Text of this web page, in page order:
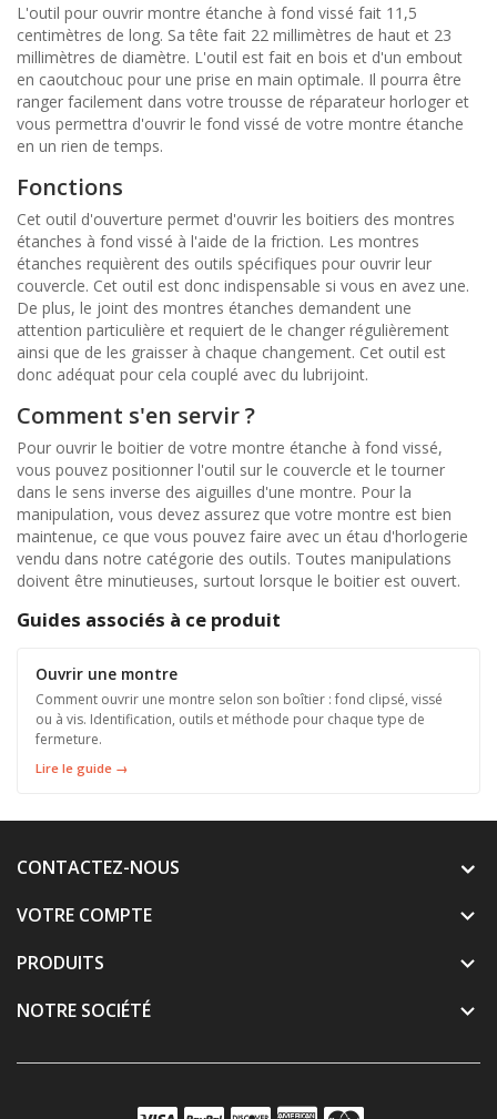
L'outil pour ouvrir montre étanche à fond vissé fait 11,5
centimètres de long. Sa tête fait 22 millimètres de haut et 23
millimètres de diamètre. L'outil est fait en bois et d'un embout
en caoutchouc pour une prise en main optimale. Il pourra être
ranger facilement dans votre trousse de réparateur horloger et
vous permettra d'ouvrir le fond vissé de votre montre étanche
en un rien de temps.
Fonctions
Cet outil d'ouverture permet d'ouvrir les boitiers des montres
étanches à fond vissé à l'aide de la friction. Les montres
étanches requièrent des outils spécifiques pour ouvrir leur
couvercle. Cet outil est donc indispensable si vous en avez une.
De plus, le joint des montres étanches demandent une
attention particulière et requiert de le changer régulièrement
ainsi que de les graisser à chaque changement. Cet outil est
donc adéquat pour cela couplé avec du lubrijoint.
Comment s'en servir ?
Pour ouvrir le boitier de votre montre étanche à fond vissé,
vous pouvez positionner l'outil sur le couvercle et le tourner
dans le sens inverse des aiguilles d'une montre. Pour la
manipulation, vous devez assurez que votre montre est bien
maintenue, ce que vous pouvez faire avec un étau d'horlogerie
vendu dans notre catégorie des outils. Toutes manipulations
doivent être minutieuses, surtout lorsque le boitier est ouvert.
Guides associés à ce produit
Ouvrir une montre
Comment ouvrir une montre selon son boîtier : fond clipsé, vissé
ou à vis. Identification, outils et méthode pour chaque type de
fermeture.
Lire le guide →
CONTACTEZ-NOUS
VOTRE COMPTE

PRODUITS 
NOTRE SOCIÉTÉ 